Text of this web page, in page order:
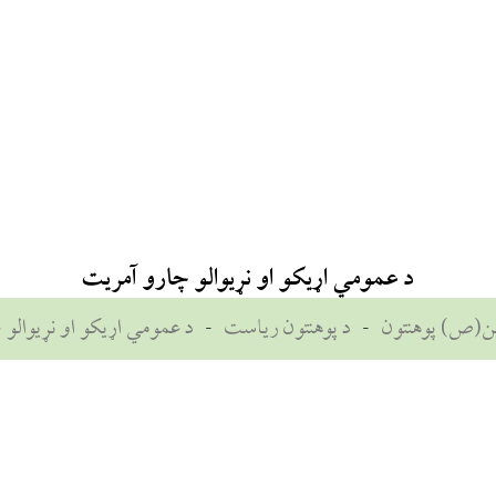
د عمومي اړیکو او نړیوالو چارو آمریت
پوهنتون - د پوهنتون ریاست - د عمومي اړیکو او